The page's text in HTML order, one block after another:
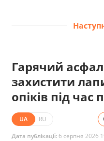
Гарячий
захистити
опіків під час
UA RU
Дата публікації: 6 серпня 2026